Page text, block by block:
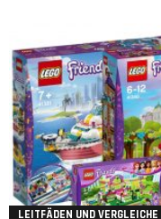
LEITFÄDEN UND VERGLEICHE